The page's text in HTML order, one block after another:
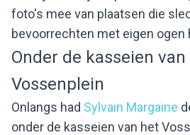
foto's mee van plaatsen die
bevoorrechten met eigen ogen
Onder de kasseien
Vossenplein
Onlangs had Sylvain Margaine
onder de kasseien van het